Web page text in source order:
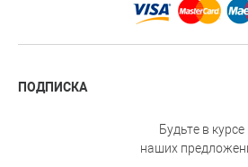
ПОДПИСКА
Будьте в курсе
наших